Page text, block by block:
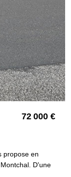
72 000 €
propose en
D'une